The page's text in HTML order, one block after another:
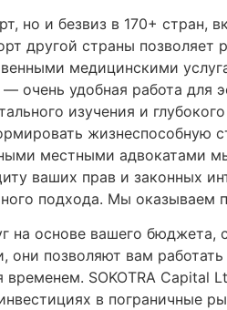
но и безвиз в 170+ стран,
другой страны
медицинскими
очень удобная работа для
изучения и
жизнеспособную
местными адвокатами
ваших прав и законных
подхода. Мы
на основе вашего
они позволяют вам
временем. SOKOTRA
в пограничные